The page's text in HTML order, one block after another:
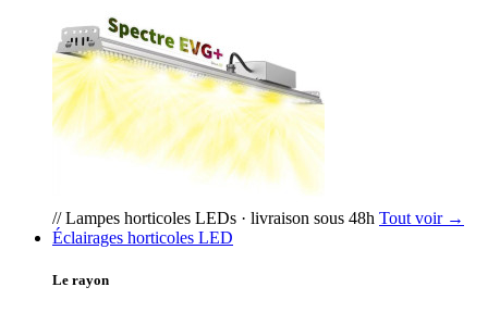
// Lampes horticoles LEDs · livraison sous 48h Tout voir →
Éclairages horticoles LED
Le rayon